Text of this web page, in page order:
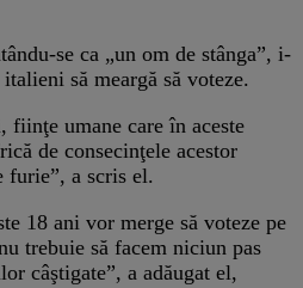
se ca „un om de stânga”, i-
să meargă să voteze.
fiinţe umane care în aceste
de consecinţele acestor
furie”, a scris el.
18 ani vor merge să voteze pe
trebuie să facem niciun pas
câştigate”, a adăugat el,